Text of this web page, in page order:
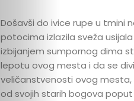
Došavši do ivice rupe u tmini
potocima izlazila sveža
izbijanjem sumpornog dima
lepotu ovog mesta i da se
veličanstvenosti ovog mesta,
od svojih starih bogova